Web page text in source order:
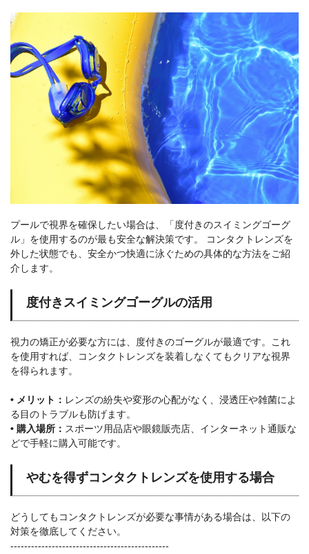
プールで視界を確保したい場合は、「度付きのスイミングゴーグ
ル」を使用するのが最も安全な解決策です。 コンタクトレンズを
外した状態でも、安全かつ快適に泳ぐための具体的な方法をご紹
介します。
度付きスイミングゴーグルの活用
視力の矯正が必要な方には、度付きのゴーグルが最適です。これ
を使用すれば、コンタクトレンズを装着しなくてもクリアな視界
を得られます。
• メリット： レンズの紛失や変形の心配がなく、浸透圧や雑菌によ
る目のトラブルも防げます。
• 購入場所： スポーツ用品店や眼鏡販売店、インターネット通販な
どで手軽に購入可能です。
やむを得ずコンタクトレンズを使用する場合
どうしてもコンタクトレンズが必要な事情がある場合は、以下の
対策を徹底してください。
----------------------------------------------